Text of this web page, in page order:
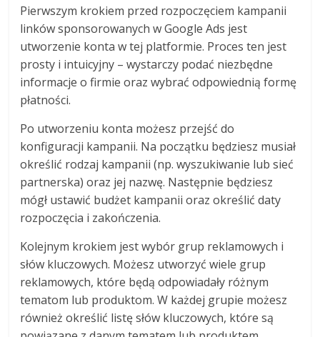
Pierwszym krokiem przed rozpoczęciem kampanii
linków sponsorowanych w Google Ads jest
utworzenie konta w tej platformie. Proces ten jest
prosty i intuicyjny – wystarczy podać niezbędne
informacje o firmie oraz wybrać odpowiednią formę
płatności.
Po utworzeniu konta możesz przejść do
konfiguracji kampanii. Na początku będziesz musiał
określić rodzaj kampanii (np. wyszukiwanie lub sieć
partnerska) oraz jej nazwę. Następnie będziesz
mógł ustawić budżet kampanii oraz określić daty
rozpoczęcia i zakończenia.
Kolejnym krokiem jest wybór grup reklamowych i
słów kluczowych. Możesz utworzyć wiele grup
reklamowych, które będą odpowiadały różnym
tematom lub produktom. W każdej grupie możesz
również określić listę słów kluczowych, które są